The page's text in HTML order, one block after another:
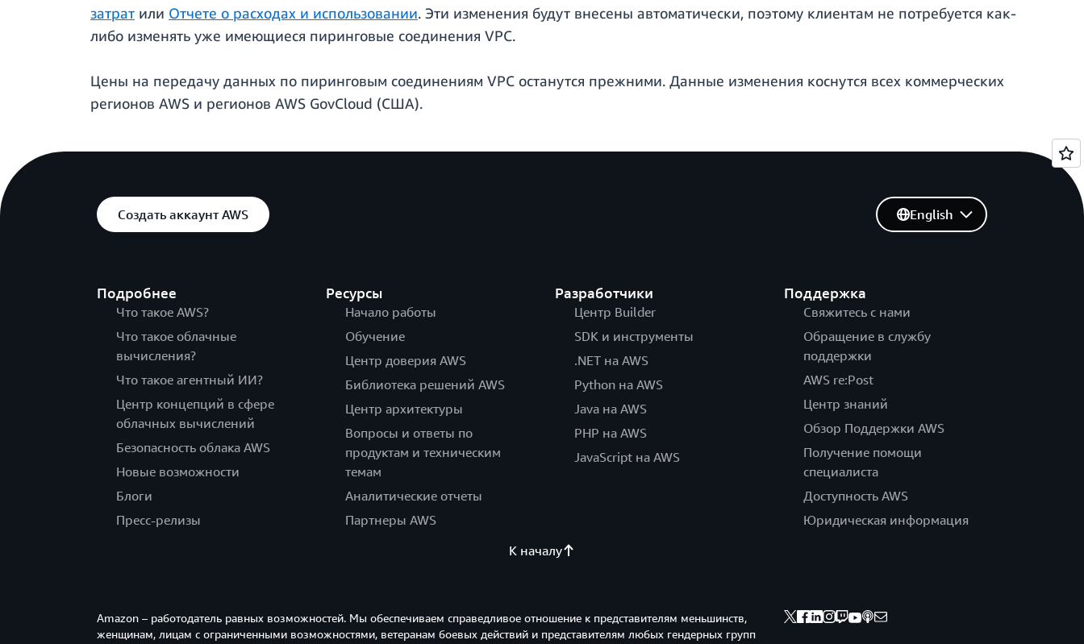
затрат или Отчете о расходах и использовании. Эти изменения будут внесены автоматически, поэтому клиентам не потребуется как-
либо изменять уже имеющиеся пиринговые соединения VPC.
Цены на передачу данных по пиринговым соединениям VPC останутся прежними. Данные изменения коснутся всех коммерческих
регионов AWS и регионов AWS GovCloud (США).
Создать аккаунт AWS
Подробнее
Что такое AWS?
Что такое облачные
вычисления?
Что такое агентный ИИ?
Центр концепций в сфере
облачных вычислений
Безопасность облака AWS
Новые возможности
Блоги
Пресс-релизы
Ресурсы
Начало работы
Обучение
Центр доверия AWS
Библиотека решений AWS
Центр архитектуры
Вопросы и ответы по
продуктам и техническим
темам
Аналитические отчеты
Партнеры AWS
Разработчики
Центр Builder
SDK и инструменты
.NET на AWS
Python на AWS
Java на AWS
PHP на AWS
JavaScript на AWS
Поддержка
Свяжитесь с нами
Обращение в службу
поддержки
AWS re:Post
Центр знаний
Обзор Поддержки AWS
Получение помощи
специалиста
Доступность AWS
Юридическая информация
English
К началу
Amazon – работодатель равных возможностей. Мы обеспечиваем справедливое отношение к представителям меньшинств,
женщинам, лицам с ограниченными возможностями, ветеранам боевых действий и представителям любых гендерных групп